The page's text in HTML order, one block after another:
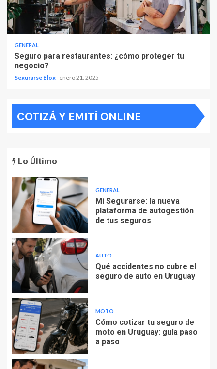
GENERAL
Seguro para restaurantes: ¿cómo proteger tu
negocio?
Segurarse Blog enero 21, 2025
COTIZÁ Y EMITÍ ONLINE
Lo Último
GENERAL
Mi Segurarse: la nueva
plataforma de autogestión
de tus seguros
AUTO
Qué accidentes no cubre el
seguro de auto en Uruguay
MOTO
Cómo cotizar tu seguro de
moto en Uruguay: guía paso
a paso